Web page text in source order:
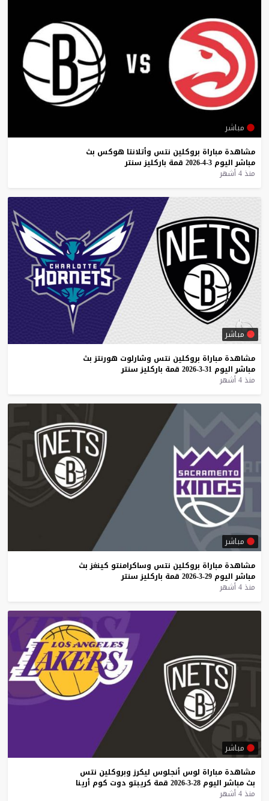
مباشر
مشاهدة مباراة بروكلين نتس وأتلانتا هوكس بث
مباشر اليوم 3-4-2026 قمة باركليز سنتر
منذ 4 أشهر
مباشر
مشاهدة مباراة بروكلين نتس وشارلوت هورنتز بث
مباشر اليوم 31-3-2026 قمة باركليز سنتر
منذ 4 أشهر
مباشر
مشاهدة مباراة بروكلين نتس وساكرامنتو كينغز بث
مباشر اليوم 29-3-2026 قمة باركليز سنتر
منذ 4 أشهر
مباشر
مشاهدة مباراة لوس أنجلوس ليكرز وبروكلين نتس
بث مباشر اليوم 28-3-2026 قمة كريبتو دوت كوم أرينا
منذ 4 أشهر